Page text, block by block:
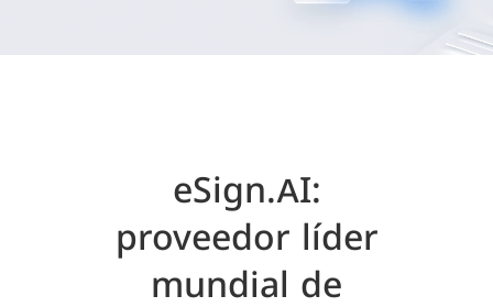
eSign.AI:
proveedor líder
mundial de